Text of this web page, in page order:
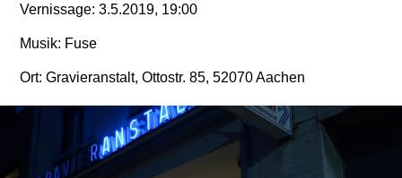
Vernissage: 3.5.2019, 19:00
Musik: Fuse
Ort: Gravieranstalt, Ottostr. 85, 52070 Aachen